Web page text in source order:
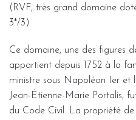
(RVF, très grand domaine
3*/3)
Ce domaine, une des figures
appartient depuis 1752 à la
ministre sous Napoléon Ier et
Jean-Étienne-Marie Portalis,
du Code Civil. La propriété